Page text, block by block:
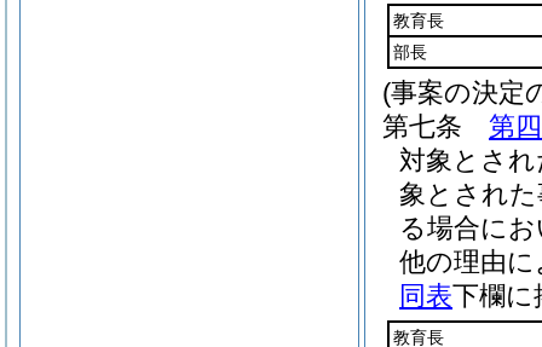
教育長
部長
(事案の決定
第七条
第
対象とさ
象とされ
る場合に
他の理由
同表下欄に
教育長